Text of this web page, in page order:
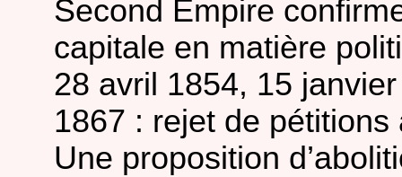
Second Empire
capitale en matière
28 avril 1854, 15
1867 : rejet de pétitions
Une proposition